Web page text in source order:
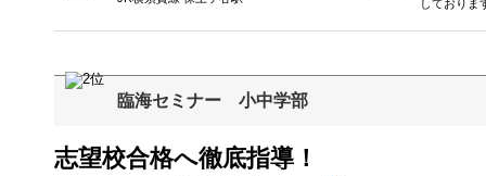
しておりま
臨海セミナー 小中学部
志望校合格へ徹底指導！